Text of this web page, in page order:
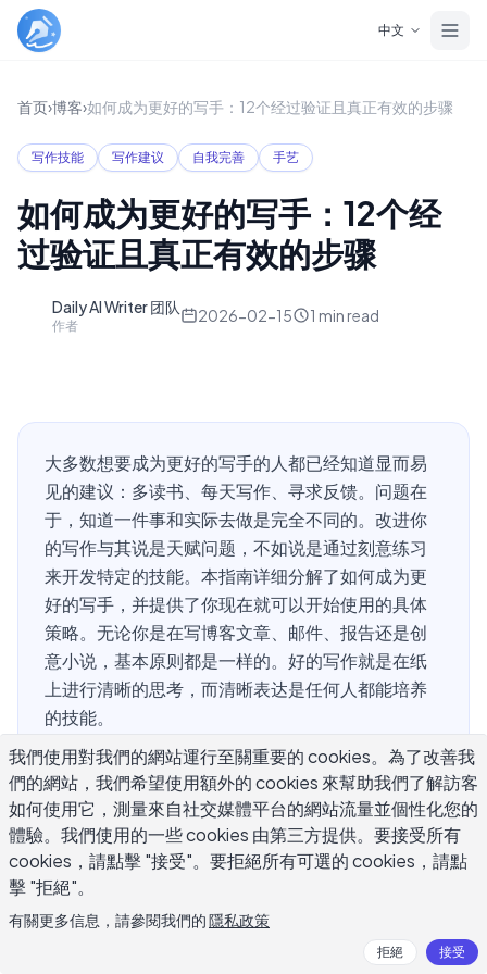
中文
首页›博客›如何成为更好的写手：12个经过验证且真正有效的步骤
写作技能 写作建议 自我完善 手艺
如何成为更好的写手：12个经
过验证且真正有效的步骤
Daily AI Writer 团队
作者
2026-02-15 1 min read
大多数想要成为更好的写手的人都已经知道显而易
见的建议：多读书、每天写作、寻求反馈。问题在
于，知道一件事和实际去做是完全不同的。改进你
的写作与其说是天赋问题，不如说是通过刻意练习
来开发特定的技能。本指南详细分解了如何成为更
好的写手，并提供了你现在就可以开始使用的具体
策略。无论你是在写博客文章、邮件、报告还是创
意小说，基本原则都是一样的。好的写作就是在纸
上进行清晰的思考，而清晰表达是任何人都能培养
的技能。
为什么大多数写手在进步到一定程度后
就停滞不前
几乎每个写手都会经历一个特定的平台期。你变得足够能
干，以至于人们不再给你批评性反馈，同时也变得足够舒
适，以至于你停止了自我推进。工作看起来不错，甚至可能
我們使用對我們的網站運行至關重要的 cookies。為了改善我
們的網站，我們希望使用額外的 cookies 來幫助我們了解訪客
如何使用它，測量來自社交媒體平台的網站流量並個性化您的
體驗。我們使用的一些 cookies 由第三方提供。要接受所有
cookies，請點擊 "接受"。要拒絕所有可選的 cookies，請點
擊 "拒絕"。
有關更多信息，請參閱我們的隱私政策
拒絕 接受